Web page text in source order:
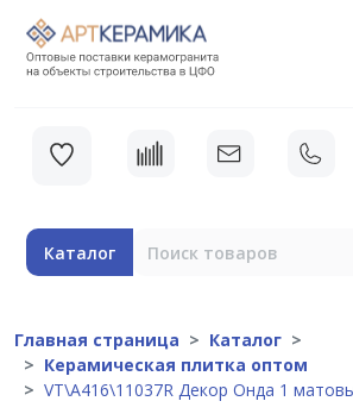
Каталог
Главная страница
Каталог
Керамическая плитка оптом
VT\A416\11037R Декор Онда 1